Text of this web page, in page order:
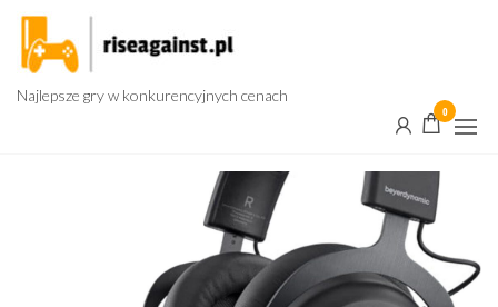
Przejdź
treści
Najlepsze gry w konkurencyjnych cenach
0